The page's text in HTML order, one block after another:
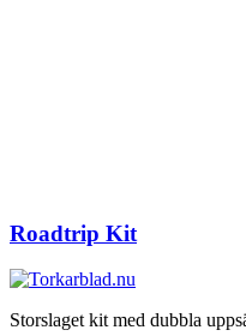
Roadtrip Kit
Storslaget kit med dubbla